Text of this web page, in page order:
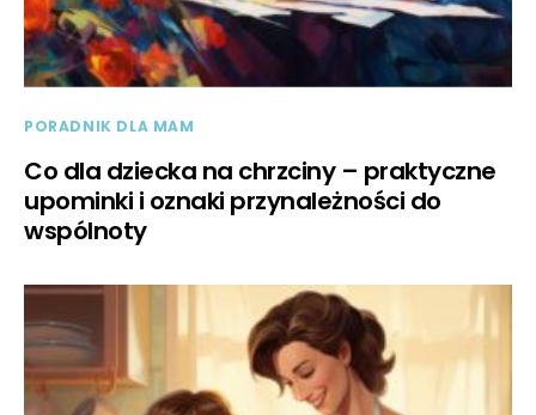
PORADNIK DLA MAM
Co dla dziecka na chrzciny – praktyczne
upominki i oznaki przynależności do
wspólnoty